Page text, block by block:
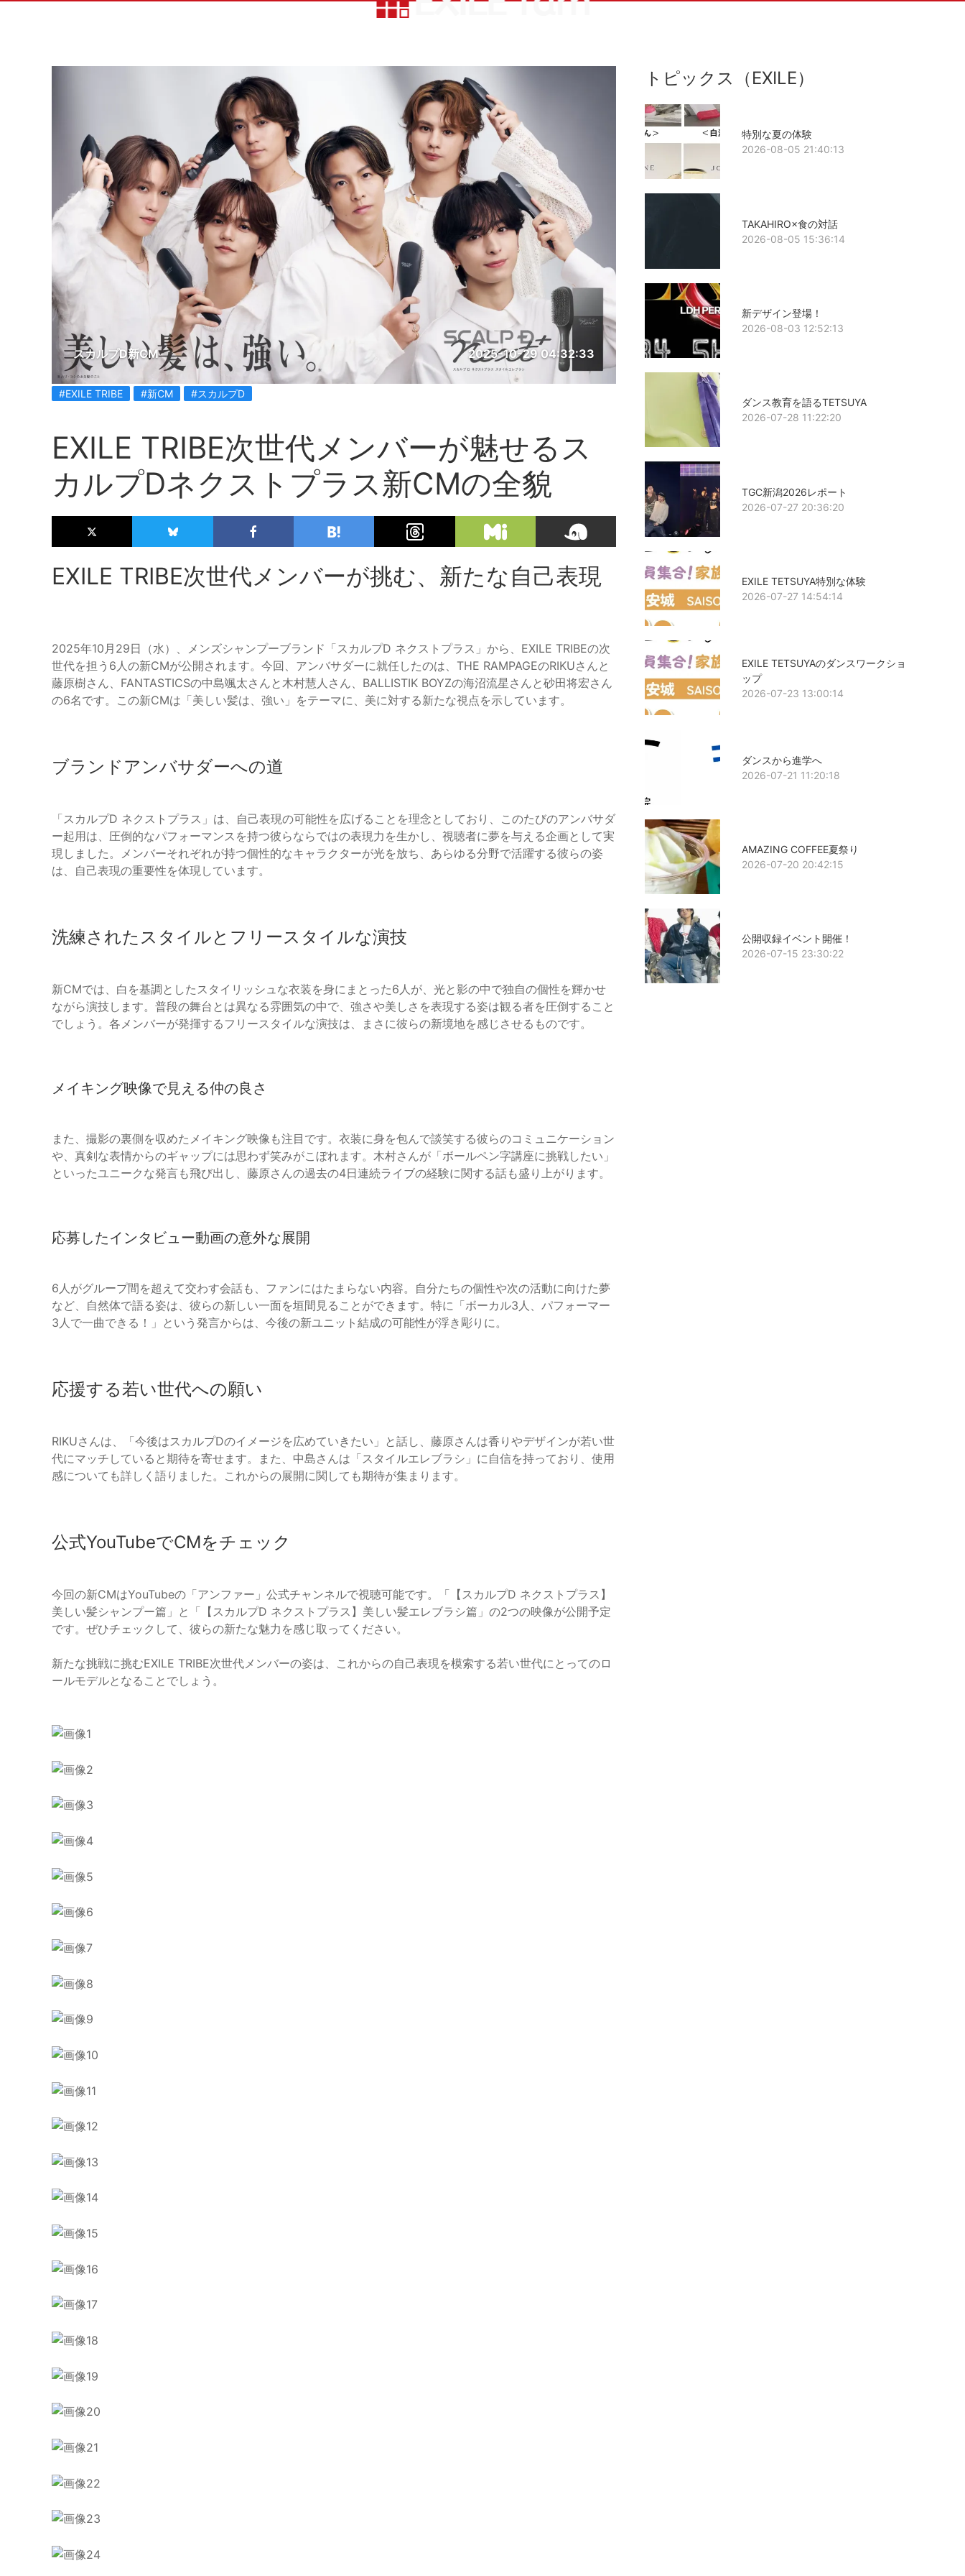
スカルプD新CM 2025-10-29 04:32:33
#EXILE TRIBE #新CM #スカルプD
EXILE TRIBE次世代メンバーが魅せるス
カルプDネクストプラス新CMの全貌
EXILE TRIBE次世代メンバーが挑む、新たな自己表現
2025年10月29日（水）、メンズシャンプーブランド「スカルプD ネクストプラス」から、EXILE TRIBEの次
世代を担う6人の新CMが公開されます。今回、アンバサダーに就任したのは、THE RAMPAGEのRIKUさんと
藤原樹さん、FANTASTICSの中島颯太さんと木村慧人さん、BALLISTIK BOYZの海沼流星さんと砂田将宏さん
の6名です。この新CMは「美しい髪は、強い」をテーマに、美に対する新たな視点を示しています。
ブランドアンバサダーへの道
「スカルプD ネクストプラス」は、自己表現の可能性を広げることを理念としており、このたびのアンバサダ
ー起用は、圧倒的なパフォーマンスを持つ彼らならではの表現力を生かし、視聴者に夢を与える企画として実
現しました。メンバーそれぞれが持つ個性的なキャラクターが光を放ち、あらゆる分野で活躍する彼らの姿
は、自己表現の重要性を体現しています。
洗練されたスタイルとフリースタイルな演技
新CMでは、白を基調としたスタイリッシュな衣装を身にまとった6人が、光と影の中で独自の個性を輝かせ
ながら演技します。普段の舞台とは異なる雰囲気の中で、強さや美しさを表現する姿は観る者を圧倒すること
でしょう。各メンバーが発揮するフリースタイルな演技は、まさに彼らの新境地を感じさせるものです。
メイキング映像で見える仲の良さ
また、撮影の裏側を収めたメイキング映像も注目です。衣装に身を包んで談笑する彼らのコミュニケーション
や、真剣な表情からのギャップには思わず笑みがこぼれます。木村さんが「ボールペン字講座に挑戦したい」
といったユニークな発言も飛び出し、藤原さんの過去の4日連続ライブの経験に関する話も盛り上がります。
応募したインタビュー動画の意外な展開
6人がグループ間を超えて交わす会話も、ファンにはたまらない内容。自分たちの個性や次の活動に向けた夢
など、自然体で語る姿は、彼らの新しい一面を垣間見ることができます。特に「ボーカル3人、パフォーマー
3人で一曲できる！」という発言からは、今後の新ユニット結成の可能性が浮き彫りに。
応援する若い世代への願い
RIKUさんは、「今後はスカルプDのイメージを広めていきたい」と話し、藤原さんは香りやデザインが若い世
代にマッチしていると期待を寄せます。また、中島さんは「スタイルエレブラシ」に自信を持っており、使用
感についても詳しく語りました。これからの展開に関しても期待が集まります。
公式YouTubeでCMをチェック
今回の新CMはYouTubeの「アンファー」公式チャンネルで視聴可能です。「【スカルプD ネクストプラス】
美しい髪シャンプー篇」と「【スカルプD ネクストプラス】美しい髪エレブラシ篇」の2つの映像が公開予定
です。ぜひチェックして、彼らの新たな魅力を感じ取ってください。
新たな挑戦に挑むEXILE TRIBE次世代メンバーの姿は、これからの自己表現を模索する若い世代にとってのロ
ールモデルとなることでしょう。
トピックス（EXILE）
特別な夏の体験
2026-08-05 21:40:13
TAKAHIRO×食の対話
2026-08-05 15:36:14
新デザイン登場！
2026-08-03 12:52:13
ダンス教育を語るTETSUYA
2026-07-28 11:22:20
TGC新潟2026レポート
2026-07-27 20:36:20
EXILE TETSUYA特別な体験
2026-07-27 14:54:14
EXILE TETSUYAのダンスワークショ
ップ
2026-07-23 13:00:14
ダンスから進学へ
2026-07-21 11:20:18
AMAZING COFFEE夏祭り
2026-07-20 20:42:15
公開収録イベント開催！
2026-07-15 23:30:22